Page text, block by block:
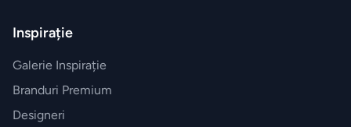
Inspirație
Galerie Inspirație
Branduri Premium
Designeri